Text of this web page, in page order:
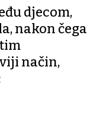
djecom,
nakon čega
način,